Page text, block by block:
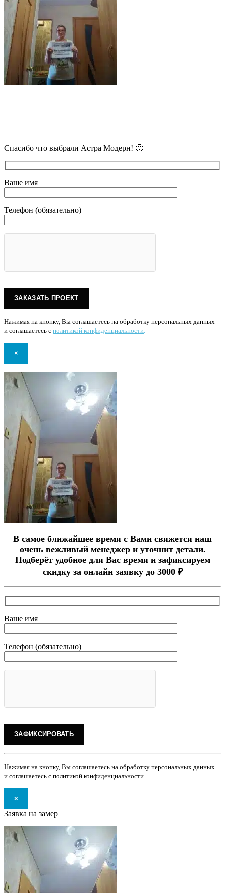
Спасибо что выбрали Астра Модерн! 🙂
Ваше имя
Телефон (обязательно)
Нажимая на кнопку, Вы соглашаетесь на обработку персональных данных
и соглашаетесь с политикой конфиденциальности.
×
В самое ближайшее время с Вами свяжется наш
очень вежливый менеджер и уточнит детали.
Подберёт удобное для Вас время и зафиксируем
скидку за онлайн заявку до 3000 ₽
Ваше имя
Телефон (обязательно)
Нажимая на кнопку, Вы соглашаетесь на обработку персональных данных
и соглашаетесь с политикой конфиденциальности
×
Заявка на замер